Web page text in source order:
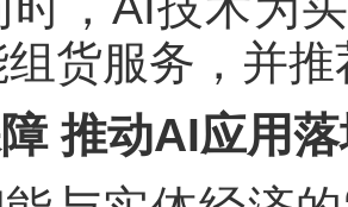
货服务，并
推动AI应用